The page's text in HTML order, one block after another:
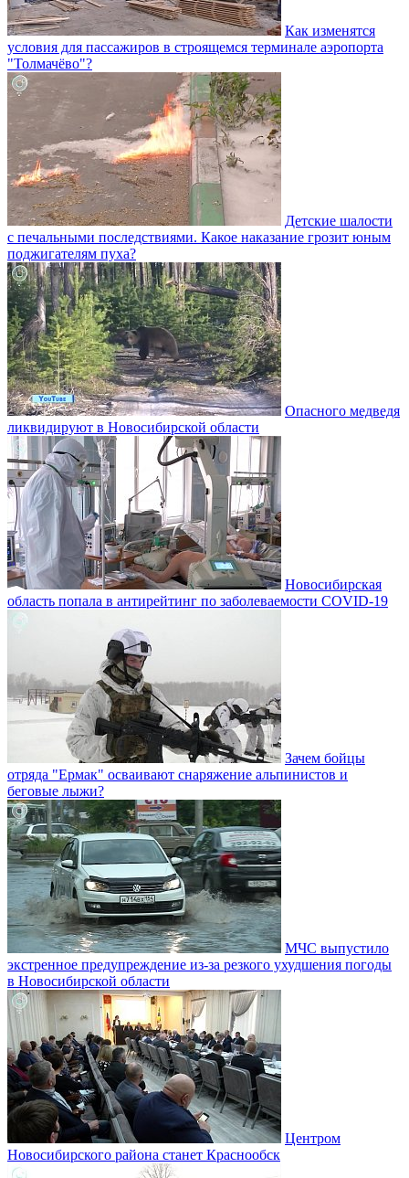
Как изменятся
условия для пассажиров в строящемся терминале аэропорта
"Толмачёво"?
Детские шалости
с печальными последствиями. Какое наказание грозит юным
поджигателям пуха?
Опасного медведя
ликвидируют в Новосибирской области
Новосибирская
область попала в антирейтинг по заболеваемости COVID-19
Зачем бойцы
отряда "Ермак" осваивают снаряжение альпинистов и
беговые лыжи?
МЧС выпустило
экстренное предупреждение из-за резкого ухудшения погоды
в Новосибирской области
Центром
Новосибирского района станет Краснообск